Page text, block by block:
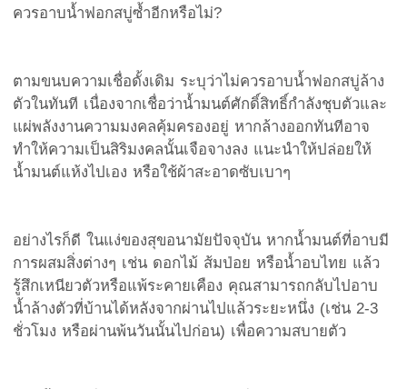
ควรอาบน้ำฟอกสบู่ซ้ำอีกหรือไม่?
ตามขนบความเชื่อดั้งเดิม ระบุว่าไม่ควรอาบน้ำฟอกสบู่ล้าง
ตัวในทันที เนื่องจากเชื่อว่าน้ำมนต์ศักดิ์สิทธิ์กำลังชุบตัวและ
แผ่พลังงานความมงคลคุ้มครองอยู่ หากล้างออกทันทีอาจ
ทำให้ความเป็นสิริมงคลนั้นเจือจางลง แนะนำให้ปล่อยให้
น้ำมนต์แห้งไปเอง หรือใช้ผ้าสะอาดซับเบาๆ
อย่างไรก็ดี ในแง่ของสุขอนามัยปัจจุบัน หากน้ำมนต์ที่อาบมี
การผสมสิ่งต่างๆ เช่น ดอกไม้ ส้มป่อย หรือน้ำอบไทย แล้ว
รู้สึกเหนียวตัวหรือแพ้ระคายเคือง คุณสามารถกลับไปอาบ
น้ำล้างตัวที่บ้านได้หลังจากผ่านไปแล้วระยะหนึ่ง (เช่น 2-3
ชั่วโมง หรือผ่านพ้นวันนั้นไปก่อน) เพื่อความสบายตัว